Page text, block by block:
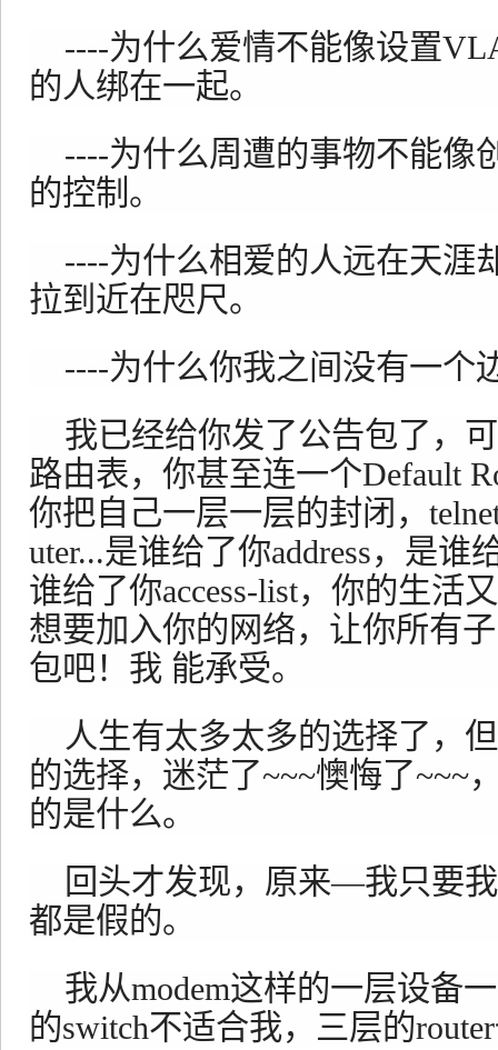
----为什么爱情不能像设置
的人绑在一起。
----为什么周遭的事物不能像
的控制。
----为什么相爱的人远在天涯
拉到近在咫尺。
----为什么你我之间没有一个
我已经给你发了公告包了，
路由表，你甚至连一个Default
你把自己一层一层的封闭，
uter...是谁给了你address，是谁
谁给了你access-list，你的生活
想要加入你的网络，让你所有
包吧！我 能承受。
人生有太多太多的选择了，
的选择，迷茫了~~~懊悔了~~~
的是什么。
回头才发现，原来—我只要
都是假的。
我从modem这样的一层设备
的switch不适合我，三层的